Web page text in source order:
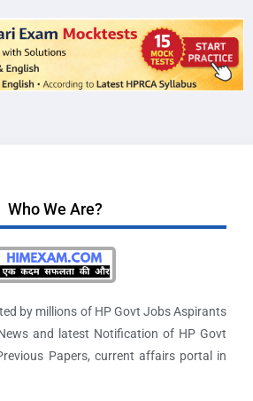
Who We Are?
by millions of HP Govt Jobs Aspirants
and latest Notification of HP Govt
Papers, current affairs portal in